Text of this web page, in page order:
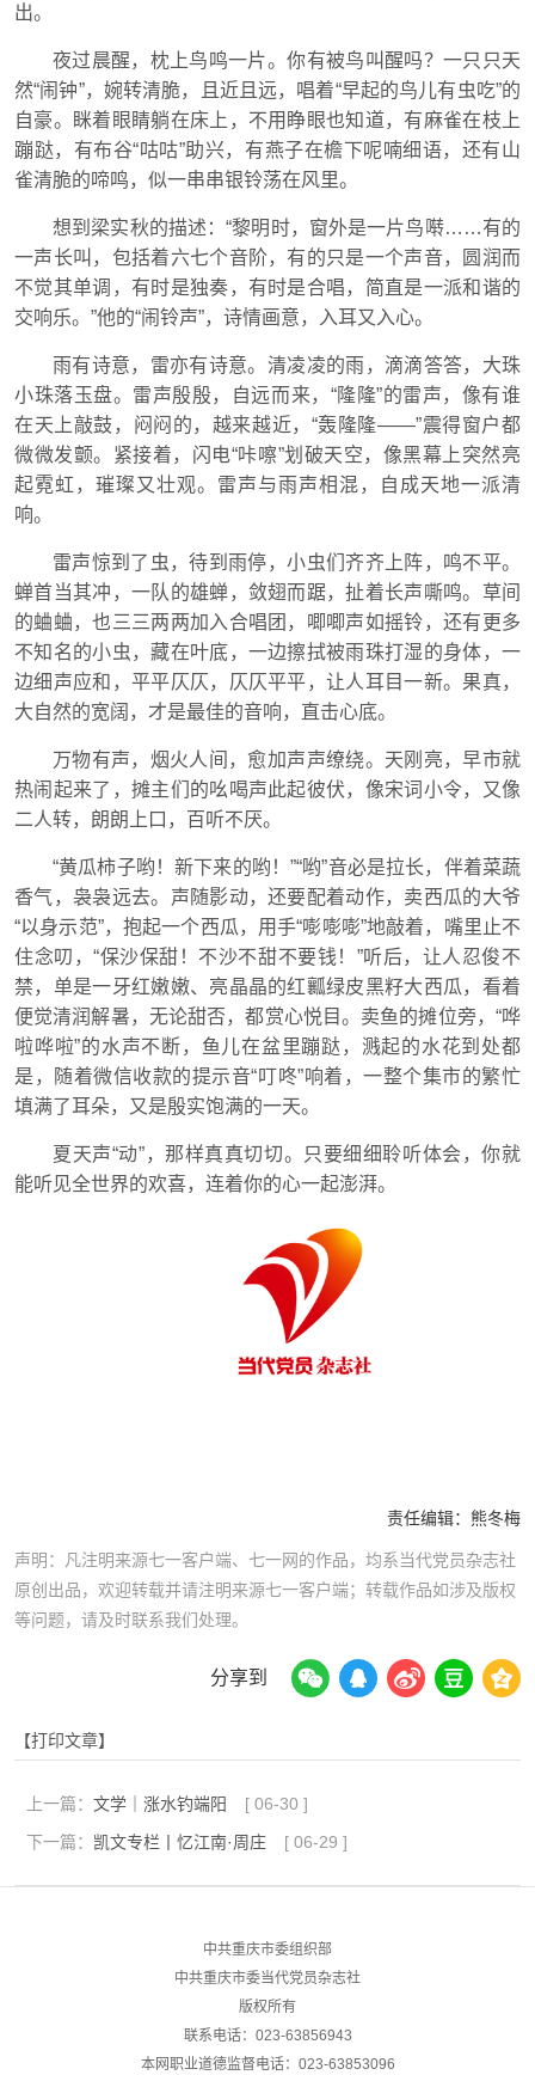
出。
夜过晨醒，枕上鸟鸣一片。你有被鸟叫醒吗？一只只天
然“闹钟”，婉转清脆，且近且远，唱着“早起的鸟儿有虫吃”的
自豪。眯着眼睛躺在床上，不用睁眼也知道，有麻雀在枝上
蹦跶，有布谷“咕咕”助兴，有燕子在檐下呢喃细语，还有山
雀清脆的啼鸣，似一串串银铃荡在风里。
想到梁实秋的描述：“黎明时，窗外是一片鸟啭……有的
一声长叫，包括着六七个音阶，有的只是一个声音，圆润而
不觉其单调，有时是独奏，有时是合唱，简直是一派和谐的
交响乐。”他的“闹铃声”，诗情画意，入耳又入心。
雨有诗意，雷亦有诗意。清凌凌的雨，滴滴答答，大珠
小珠落玉盘。雷声殷殷，自远而来，“隆隆”的雷声，像有谁
在天上敲鼓，闷闷的，越来越近，“轰隆隆——”震得窗户都
微微发颤。紧接着，闪电“咔嚓”划破天空，像黑幕上突然亮
起霓虹，璀璨又壮观。雷声与雨声相混，自成天地一派清
响。
雷声惊到了虫，待到雨停，小虫们齐齐上阵，鸣不平。
蝉首当其冲，一队的雄蝉，敛翅而踞，扯着长声嘶鸣。草间
的蛐蛐，也三三两两加入合唱团，唧唧声如摇铃，还有更多
不知名的小虫，藏在叶底，一边擦拭被雨珠打湿的身体，一
边细声应和，平平仄仄，仄仄平平，让人耳目一新。果真，
大自然的宽阔，才是最佳的音响，直击心底。
万物有声，烟火人间，愈加声声缭绕。天刚亮，早市就
热闹起来了，摊主们的吆喝声此起彼伏，像宋词小令，又像
二人转，朗朗上口，百听不厌。
“黄瓜柿子哟！新下来的哟！”“哟”音必是拉长，伴着菜蔬
香气，袅袅远去。声随影动，还要配着动作，卖西瓜的大爷
“以身示范”，抱起一个西瓜，用手“嘭嘭嘭”地敲着，嘴里止不
住念叨，“保沙保甜！不沙不甜不要钱！”听后，让人忍俊不
禁，单是一牙红嫩嫩、亮晶晶的红瓤绿皮黑籽大西瓜，看着
便觉清润解暑，无论甜否，都赏心悦目。卖鱼的摊位旁，“哗
啦哗啦”的水声不断，鱼儿在盆里蹦跶，溅起的水花到处都
是，随着微信收款的提示音“叮咚”响着，一整个集市的繁忙
填满了耳朵，又是殷实饱满的一天。
夏天声“动”，那样真真切切。只要细细聆听体会，你就
能听见全世界的欢喜，连着你的心一起澎湃。
责任编辑： 熊冬梅
声明：凡注明来源七一客户端、七一网的作品，均系当代党员杂志社
原创出品，欢迎转载并请注明来源七一客户端；转载作品如涉及版权
等问题，请及时联系我们处理。
分享到
【打印文章】
上一篇： 文学｜涨水钓端阳 [ 06-30 ]
下一篇： 凯文专栏丨忆江南·周庄 [ 06-29 ]
中共重庆市委组织部
中共重庆市委当代党员杂志社
版权所有
联系电话：023-63856943
本网职业道德监督电话：023-63853096